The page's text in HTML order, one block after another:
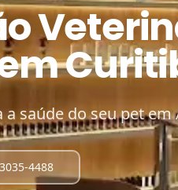
saúde do seu pet
4488